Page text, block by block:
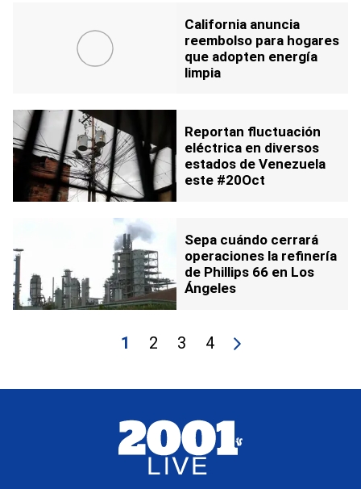
California anuncia
reembolso para hogares
que adopten energía
limpia
Reportan fluctuación
eléctrica en diversos
estados de Venezuela
este #20Oct
Sepa cuándo cerrará
operaciones la refinería
de Phillips 66 en Los
Ángeles
1 2 3 4